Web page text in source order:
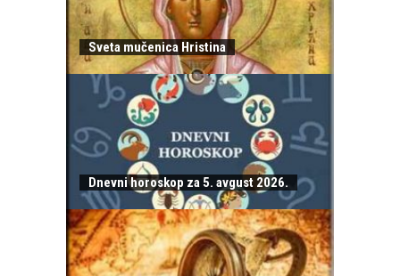
Sveta mučenica Hristina
Dnevni horoskop za 5. avgust 2026.